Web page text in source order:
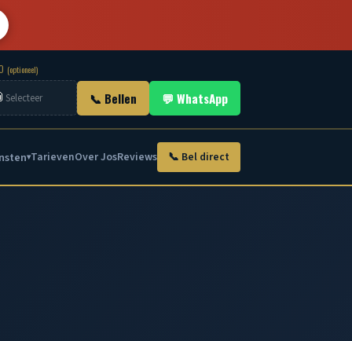
(optioneel)
Selecteer 📞 Bellen 💬 WhatsApp
▾TarievenOver JosReviews 📞 Bel direct